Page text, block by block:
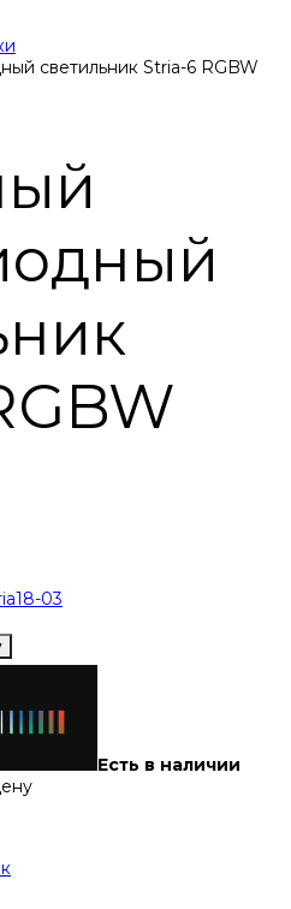
светильник Stria-6 RGBW
Есть в наличии